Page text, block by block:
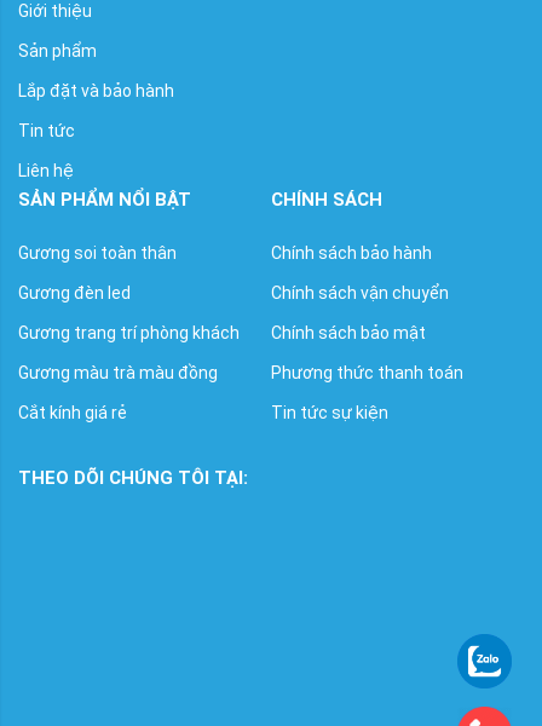
Giới thiệu
Sản phẩm
Lắp đặt và bảo hành
Tin tức
Liên hệ
SẢN PHẨM NỔI BẬT
Gương soi toàn thân
Gương đèn led
Gương trang trí phòng khách
Gương màu trà màu đồng
Cắt kính giá rẻ
CHÍNH SÁCH
Chính sách bảo hành
Chính sách vận chuyển
Chính sách bảo mật
Phương thức thanh toán
Tin tức sự kiện
THEO DÕI CHÚNG TÔI TẠI: